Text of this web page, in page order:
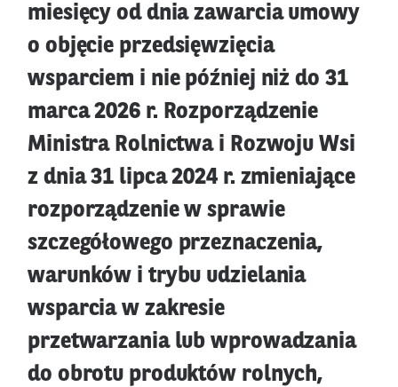
miesięcy od dnia zawarcia umowy
o objęcie przedsięwzięcia
wsparciem i nie później niż do 31
marca 2026 r. Rozporządzenie
Ministra Rolnictwa i Rozwoju Wsi
z dnia 31 lipca 2024 r. zmieniające
rozporządzenie w sprawie
szczegółowego przeznaczenia,
warunków i trybu udzielania
wsparcia w zakresie
przetwarzania lub wprowadzania
do obrotu produktów rolnych,